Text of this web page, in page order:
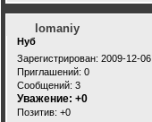
lomaniy
Нуб
Зарегистрирован: 2009-12-06
Приглашений: 0
Сообщений: 3
Уважение: +0
Позитив: +0